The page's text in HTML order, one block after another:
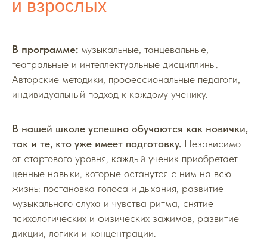
и взрослых
В программе: музыкальные, танцевальные,
театральные и интеллектуальные дисциплины.
Авторские методики, профессиональные педагоги,
индивидуальный подход к каждому ученику.
В нашей школе успешно обучаются как новички,
так и те, кто уже имеет подготовку. Независимо
от стартового уровня, каждый ученик приобретает
ценные навыки, которые останутся с ним на всю
жизнь: постановка голоса и дыхания, развитие
музыкального слуха и чувства ритма, снятие
психологических и физических зажимов, развитие
дикции, логики и концентрации.
“Мы подтверждаем практикой — талант
есть у каждого ребенка, любого
возраста и с любыми данными! Нужны
лишь занятия с опытными
и внимательными преподавателями